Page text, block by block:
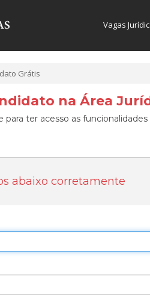
Vagas
Grátis
na Área
ter acesso as
abaixo corretamente